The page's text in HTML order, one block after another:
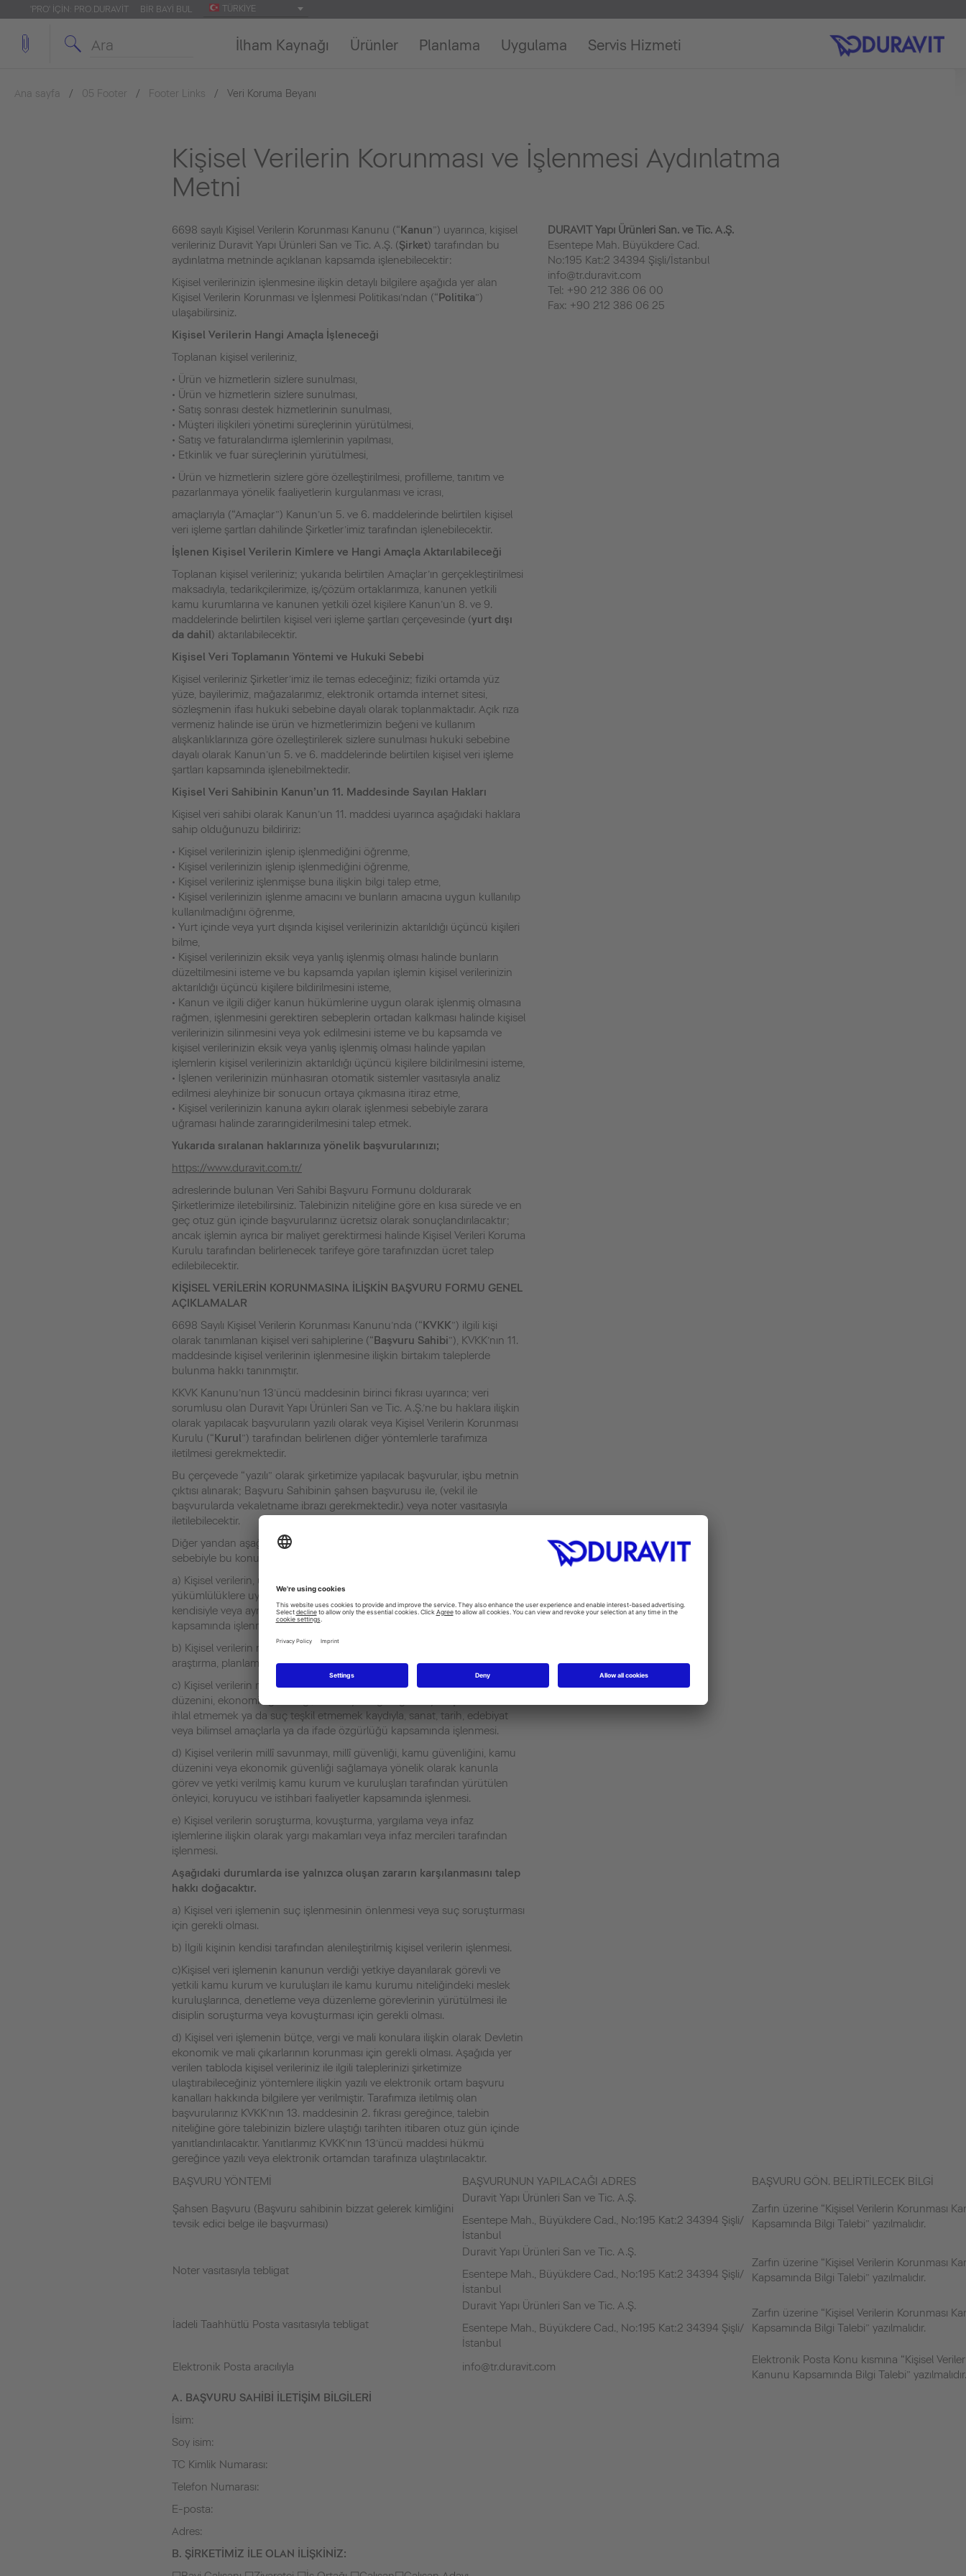
'PRO' IÇIN: PRO.DURAVIT BIR BAYI BUL TÜRKIYE
İlham Kaynağı Ürünler Planlama Uygulama Servis Hizmeti
Ana sayfa 05 Footer Footer Links Veri Koruma Beyanı
Kişisel Verilerin Korunması ve İşlenmesi Aydınlatma
Metni
6698 sayılı Kişisel Verilerin Korunması Kanunu (“Kanun”) uyarınca, kişisel
verileriniz Duravit Yapı Ürünleri San ve Tic. A.Ş. (Şirket) tarafından bu
aydınlatma metninde açıklanan kapsamda işlenebilecektir:
Kişisel verilerinizin işlenmesine ilişkin detaylı bilgilere aşağıda yer alan
Kişisel Verilerin Korunması ve İşlenmesi Politikası’ndan (“Politika”)
ulaşabilirsiniz.
Kişisel Verilerin Hangi Amaçla İşleneceği
Toplanan kişisel verileriniz,
• Ürün ve hizmetlerin sizlere sunulması,
• Ürün ve hizmetlerin sizlere sunulması,
• Satış sonrası destek hizmetlerinin sunulması,
• Müşteri ilişkileri yönetimi süreçlerinin yürütülmesi,
• Satış ve faturalandırma işlemlerinin yapılması,
• Etkinlik ve fuar süreçlerinin yürütülmesi,
• Ürün ve hizmetlerin sizlere göre özelleştirilmesi, profilleme, tanıtım ve
pazarlanmaya yönelik faaliyetlerin kurgulanması ve icrası,
amaçlarıyla (“Amaçlar”) Kanun’un 5. ve 6. maddelerinde belirtilen kişisel
veri işleme şartları dahilinde Şirketler’imiz tarafından işlenebilecektir.
İşlenen Kişisel Verilerin Kimlere ve Hangi Amaçla Aktarılabileceği
Toplanan kişisel verileriniz; yukarıda belirtilen Amaçlar’ın gerçekleştirilmesi
maksadıyla, tedarikçilerimize, iş/çözüm ortaklarımıza, kanunen yetkili
kamu kurumlarına ve kanunen yetkili özel kişilere Kanun’un 8. ve 9.
maddelerinde belirtilen kişisel veri işleme şartları çerçevesinde (yurt dışı
da dahil) aktarılabilecektir.
Kişisel Veri Toplamanın Yöntemi ve Hukuki Sebebi
Kişisel verileriniz Şirketler’imiz ile temas edeceğiniz; fiziki ortamda yüz
yüze, bayilerimiz, mağazalarımız, elektronik ortamda internet sitesi,
sözleşmenin ifası hukuki sebebine dayalı olarak toplanmaktadır. Açık rıza
vermeniz halinde ise ürün ve hizmetlerimizin beğeni ve kullanım
alışkanlıklarınıza göre özelleştirilerek sizlere sunulması hukuki sebebine
dayalı olarak Kanun’un 5. ve 6. maddelerinde belirtilen kişisel veri işleme
şartları kapsamında işlenebilmektedir.
Kişisel Veri Sahibinin Kanun’un 11. Maddesinde Sayılan Hakları
Kişisel veri sahibi olarak Kanun’un 11. maddesi uyarınca aşağıdaki haklara
sahip olduğunuzu bildiririz:
• Kişisel verilerinizin işlenip işlenmediğini öğrenme,
• Kişisel verilerinizin işlenip işlenmediğini öğrenme,
• Kişisel verileriniz işlenmişse buna ilişkin bilgi talep etme,
• Kişisel verilerinizin işlenme amacını ve bunların amacına uygun kullanılıp
kullanılmadığını öğrenme,
• Yurt içinde veya yurt dışında kişisel verilerinizin aktarıldığı üçüncü kişileri
bilme,
• Kişisel verilerinizin eksik veya yanlış işlenmiş olması halinde bunların
düzeltilmesini isteme ve bu kapsamda yapılan işlemin kişisel verilerinizin
aktarıldığı üçüncü kişilere bildirilmesini isteme,
• Kanun ve ilgili diğer kanun hükümlerine uygun olarak işlenmiş olmasına
rağmen, işlenmesini gerektiren sebeplerin ortadan kalkması halinde kişisel
verilerinizin silinmesini veya yok edilmesini isteme ve bu kapsamda ve
kişisel verilerinizin eksik veya yanlış işlenmiş olması halinde yapılan
işlemlerin kişisel verilerinizin aktarıldığı üçüncü kişilere bildirilmesini isteme,
• İşlenen verilerinizin münhasıran otomatik sistemler vasıtasıyla analiz
edilmesi aleyhinize bir sonucun ortaya çıkmasına itiraz etme,
• Kişisel verilerinizin kanuna aykırı olarak işlenmesi sebebiyle zarara
uğraması halinde zararıngiderilmesini talep etmek.
Yukarıda sıralanan haklarınıza yönelik başvurularınızı;
https://www.duravit.com.tr/
adreslerinde bulunan Veri Sahibi Başvuru Formunu doldurarak
Şirketlerimize iletebilirsiniz. Talebinizin niteliğine göre en kısa sürede ve en
geç otuz gün içinde başvurularınız ücretsiz olarak sonuçlandırılacaktır;
ancak işlemin ayrıca bir maliyet gerektirmesi halinde Kişisel Verileri Koruma
Kurulu tarafından belirlenecek tarifeye göre tarafınızdan ücret talep
edilebilecektir.
KİŞİSEL VERİLERİN KORUNMASINA İLİŞKİN BAŞVURU FORMU GENEL
AÇIKLAMALAR
6698 Sayılı Kişisel Verilerin Korunması Kanunu’nda (“KVKK”) ilgili kişi
olarak tanımlanan kişisel veri sahiplerine (“Başvuru Sahibi”), KVKK’nın 11.
maddesinde kişisel verilerinin işlenmesine ilişkin birtakım taleplerde
bulunma hakkı tanınmıştır.
KKVK Kanunu’nun 13’üncü maddesinin birinci fıkrası uyarınca; veri
sorumlusu olan Duravit Yapı Ürünleri San ve Tic. A.Ş.’ne bu haklara ilişkin
olarak yapılacak başvuruların yazılı olarak veya Kişisel Verilerin Korunması
Kurulu (“Kurul”) tarafından belirlenen diğer yöntemlerle tarafımıza
iletilmesi gerekmektedir.
Bu çerçevede “yazılı” olarak şirketimize yapılacak başvurular, işbu metnin
çıktısı alınarak; Başvuru Sahibinin şahsen başvurusu ile, (vekil ile
başvurularda vekaletname ibrazı gerekmektedir.) veya noter vasıtasıyla
iletilebilecektir.
Diğer yandan aşağıda belirtilen hallerin KVKK kapsamında olmaması
sebebiyle bu konulara ilişkin talep yöneltme hakkı doğmayacaktır:
a) Kişisel verilerin, üçüncü kişilere verilmemek ve veri güvenliğine ilişkin
yükümlülüklere uyulmak kaydıyla gerçek kişiler tarafından tamamen
kendisiyle veya aynı konutta yaşayan aile fertleriyle ilgili faaliyetler
kapsamında işlenmesi.
b) Kişisel verilerin resmi istatistik ile anonim hâle getirilmek suretiyle
araştırma, planlama ve istatistik gibi amaçlarla işlenmesi.
c) Kişisel verilerin millî savunmayı, millî güvenliği, kamu güvenliğini, kamu
düzenini, ekonomik güvenliği, özel hayatın gizliliğini veya kişilik haklarını
ihlal etmemek ya da suç teşkil etmemek kaydıyla, sanat, tarih, edebiyat
veya bilimsel amaçlarla ya da ifade özgürlüğü kapsamında işlenmesi.
d) Kişisel verilerin millî savunmayı, millî güvenliği, kamu güvenliğini, kamu
düzenini veya ekonomik güvenliği sağlamaya yönelik olarak kanunla
görev ve yetki verilmiş kamu kurum ve kuruluşları tarafından yürütülen
önleyici, koruyucu ve istihbari faaliyetler kapsamında işlenmesi.
e) Kişisel verilerin soruşturma, kovuşturma, yargılama veya infaz
işlemlerine ilişkin olarak yargı makamları veya infaz mercileri tarafından
işlenmesi.
Aşağıdaki durumlarda ise yalnızca oluşan zararın karşılanmasını talep
hakkı doğacaktır.
a) Kişisel veri işlemenin suç işlenmesinin önlenmesi veya suç soruşturması
için gerekli olması.
b) İlgili kişinin kendisi tarafından alenileştirilmiş kişisel verilerin işlenmesi.
c)Kişisel veri işlemenin kanunun verdiği yetkiye dayanılarak görevli ve
yetkili kamu kurum ve kuruluşları ile kamu kurumu niteliğindeki meslek
kuruluşlarınca, denetleme veya düzenleme görevlerinin yürütülmesi ile
disiplin soruşturma veya kovuşturması için gerekli olması.
d) Kişisel veri işlemenin bütçe, vergi ve mali konulara ilişkin olarak Devletin
ekonomik ve mali çıkarlarının korunması için gerekli olması. Aşağıda yer
verilen tabloda kişisel verileriniz ile ilgili taleplerinizi şirketimize
ulaştırabileceğiniz yöntemlere ilişkin yazılı ve elektronik ortam başvuru
kanalları hakkında bilgilere yer verilmiştir. Tarafımıza iletilmiş olan
başvurularınız KVKK’nın 13. maddesinin 2. fıkrası gereğince, talebin
niteliğine göre talebinizin bizlere ulaştığı tarihten itibaren otuz gün içinde
yanıtlandırılacaktır. Yanıtlarımız KVKK’nın 13’üncü maddesi hükmü
gereğince yazılı veya elektronik ortamdan tarafınıza ulaştırılacaktır.
BAŞVURU YÖNTEMİ
BAŞVURUNUN YAPILACAĞI ADRES BAŞVURU GÖN. BELİRTİLECEK BİLGİ
Şahsen Başvuru (Başvuru sahibinin bizzat gelerek kimliğini
tevsik edici belge ile başvurması)
Duravit Yapı Ürünleri San ve Tic. A.Ş.
Esentepe Mah., Büyükdere Cad., No:195 Kat:2 34394 Şişli/
İstanbul
Zarfın üzerine “Kişisel Verilerin Korunması
Kapsamında Bilgi Talebi” yazılmalıdır.
Noter vasıtasıyla tebligat
Duravit Yapı Ürünleri San ve Tic. A.Ş.
Esentepe Mah., Büyükdere Cad., No:195 Kat:2 34394 Şişli/
İstanbul
Zarfın üzerine “Kişisel Verilerin Korunması
Kapsamında Bilgi Talebi” yazılmalıdır.
İadeli Taahhütlü Posta vasıtasıyla tebligat
Duravit Yapı Ürünleri San ve Tic. A.Ş.
Esentepe Mah., Büyükdere Cad., No:195 Kat:2 34394 Şişli/
İstanbul
Zarfın üzerine “Kişisel Verilerin Korunması
Kapsamında Bilgi Talebi” yazılmalıdır.
Elektronik Posta aracılıyla info@tr.duravit.com
Elektronik Posta Konu kısmına “Kişisel
Kanunu Kapsamında Bilgi Talebi” yazılmalıdır.
A. BAŞVURU SAHİBİ İLETİŞİM BİLGİLERİ
İsim:
Soy isim:
TC Kimlik Numarası:
Telefon Numarası:
E-posta:
Adres:
B. ŞİRKETİMİZ İLE OLAN İLİŞKİNİZ:
DURAVIT Yapı Ürünleri San. ve Tic. A.Ş.
Esentepe Mah. Büyükdere Cad.
No:195 Kat:2 34394 Şişli/İstanbul
info@tr.duravit.com
Tel: +90 212 386 06 00
Fax: +90 212 386 06 25